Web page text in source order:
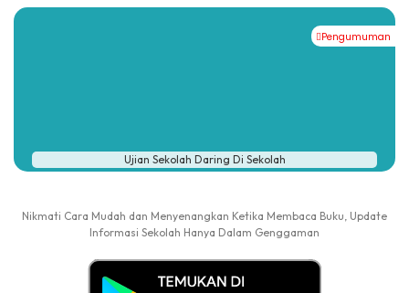
Pengumuman
Ujian Sekolah Daring Di Sekolah
Nikmati Cara Mudah dan Menyenangkan Ketika Membaca Buku, Update
Informasi Sekolah Hanya Dalam Genggaman